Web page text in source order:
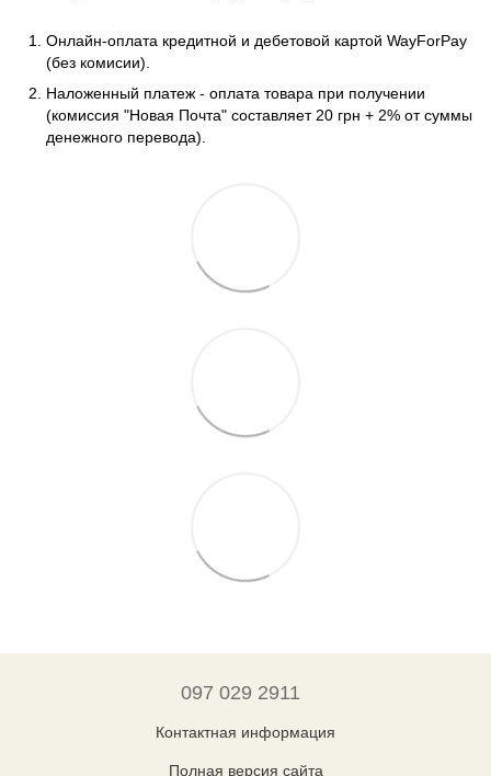
Онлайн-оплата кредитной и дебетовой картой WayForPay
(без комисии).
Наложенный платеж - оплата товара при получении
(комиссия "Новая Почта" составляет 20 грн + 2% от суммы
денежного перевода).
097 029 2911
Контактная информация
Полная версия сайта